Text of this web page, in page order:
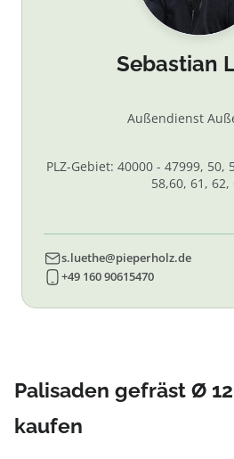
Sebastian
Außendienst
PLZ-Gebiet: 40000 - 47999, 50,
58,60, 61, 62,
s.luethe@pieperholz.de
+49 160 90615470
Palisaden gefräst Ø
kaufen